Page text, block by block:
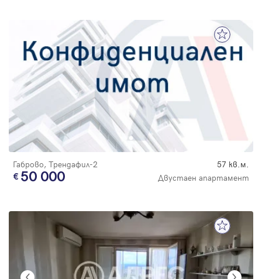
Габрово, Трендафил-2 57 кв.м.
50 000 Двустаен апартамент